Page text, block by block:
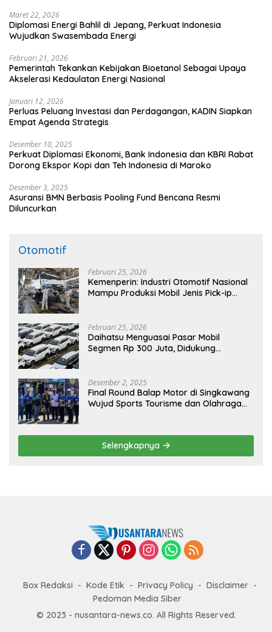
Maret 22, 2026
Diplomasi Energi Bahlil di Jepang, Perkuat Indonesia
Wujudkan Swasembada Energi
Februari 21, 2026
Pemerintah Tekankan Kebijakan Bioetanol Sebagai Upaya
Akselerasi Kedaulatan Energi Nasional
Januari 12, 2026
Perluas Peluang Investasi dan Perdagangan, KADIN Siapkan
Empat Agenda Strategis
Desember 10, 2025
Perkuat Diplomasi Ekonomi, Bank Indonesia dan KBRI Rabat
Dorong Ekspor Kopi dan Teh Indonesia di Maroko
Desember 3, 2025
Asuransi BMN Berbasis Pooling Fund Bencana Resmi
Diluncurkan
Otomotif
Februari 25, 2026
Kemenperin: Industri Otomotif Nasional
Mampu Produksi Mobil Jenis Pick-ip
Februari 25, 2026
Daihatsu Menguasai Pasar Mobil
Segmen Rp 300 Juta, Didukung
Desember 2, 2025
Final Round Balap Motor di Singkawang
Wujud Sports Tourisme dan Olahraga
Selengkapnya
Box Redaksi Kode Etik Privacy Policy
Disclaimer
Pedoman Media Siber
© 2023 - nusantara-news.co. All Rights Reserved.